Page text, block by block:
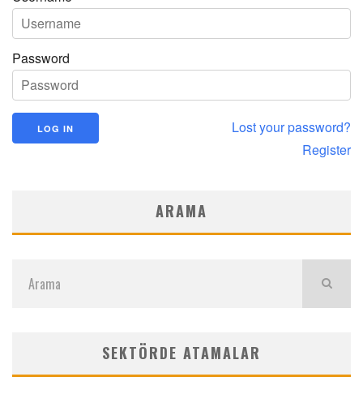
Password
Lost your password?
Register
ARAMA
SEKTÖRDE ATAMALAR